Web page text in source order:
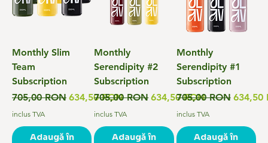
Monthly Slim
Team
Subscription
Preț normal
705,00 RON Preț redus
634,50 RON
inclus TVA
Adaugă în
Monthly
Serendipity #2
Subscription
Preț normal
705,00 RONPreț redus
634,50 RON
inclus TVA
Adaugă în
Monthly
Serendipity #1
Subscription
Preț normal
705,00 RON Preț
634,50
inclus TVA
Adaugă în